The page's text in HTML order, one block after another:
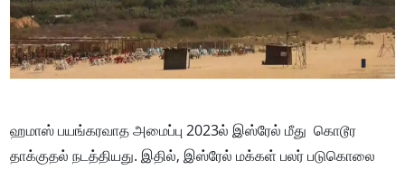
ஹமாஸ் பயங்கரவாத அமைப்பு 2023ல் இஸ்ரேல் மீது கொடூர
தாக்குதல் நடத்தியது. இதில், இஸ்ரேல் மக்கள் பலர் படுகொலை